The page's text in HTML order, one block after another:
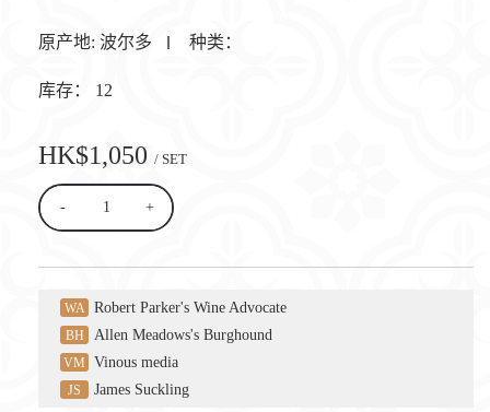
原产地: 波尔多 种类：
库存： 12
HK$1,050 / SET
- +
WA Robert Parker's Wine Advocate
BH Allen Meadows's Burghound
VM Vinous media
JS James Suckling